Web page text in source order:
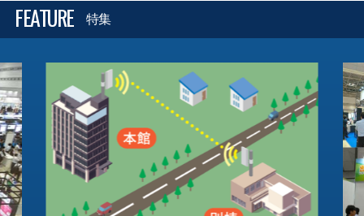
FEATURE 特集